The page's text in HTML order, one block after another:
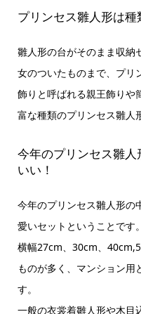
プリンセス雛人形は種
雛人形の台がそのまま収納
女のついたものまで、プリ
飾りと呼ばれる親王飾りや
富な種類のプリンセス雛人
今年のプリンセス雛
いい！
今年のプリンセス雛人形の
愛いセットということです。
横幅27cm、30cm、
ものが多く、マンション
す。
一般の衣裳着雛人形や木目